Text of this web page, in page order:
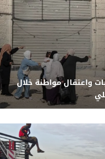
واعتقال مواطنة خلال